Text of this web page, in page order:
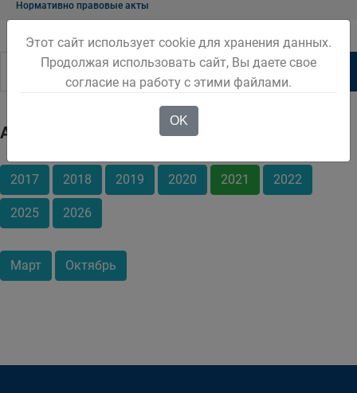
Нормативно правовые акты
Архив
2017 2018 2019 2020 2021 2022
2025 2026
Март Октябрь
Этот сайт использует cookie для хранения данных.
Продолжая использовать сайт, Вы даете свое
согласие на работу с этими файлами.
OK